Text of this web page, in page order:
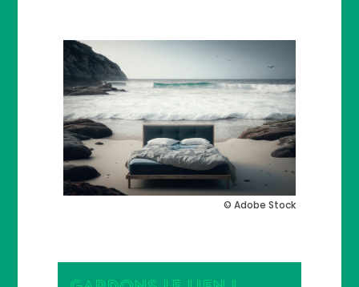
© Adobe Stock
GARDONS LE LIEN !